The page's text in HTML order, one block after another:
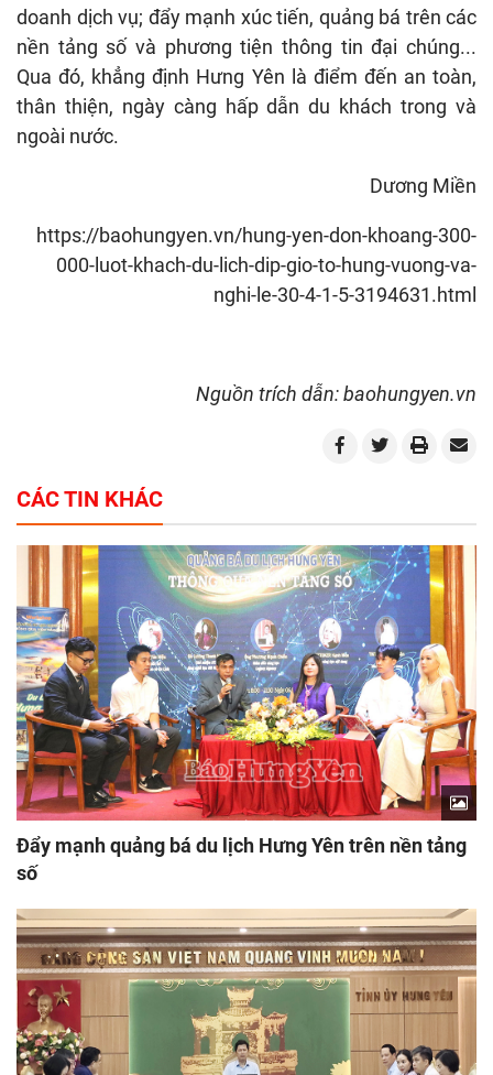
doanh dịch vụ; đẩy mạnh xúc tiến, quảng bá trên các
nền tảng số và phương tiện thông tin đại chúng...
Qua đó, khẳng định Hưng Yên là điểm đến an toàn,
thân thiện, ngày càng hấp dẫn du khách trong và
ngoài nước.
Dương Miền
https://baohungyen.vn/hung-yen-don-khoang-300-
000-luot-khach-du-lich-dip-gio-to-hung-vuong-va-
nghi-le-30-4-1-5-3194631.html
Nguồn trích dẫn: baohungyen.vn
CÁC TIN KHÁC
Đẩy mạnh quảng bá du lịch Hưng Yên trên nền tảng
số